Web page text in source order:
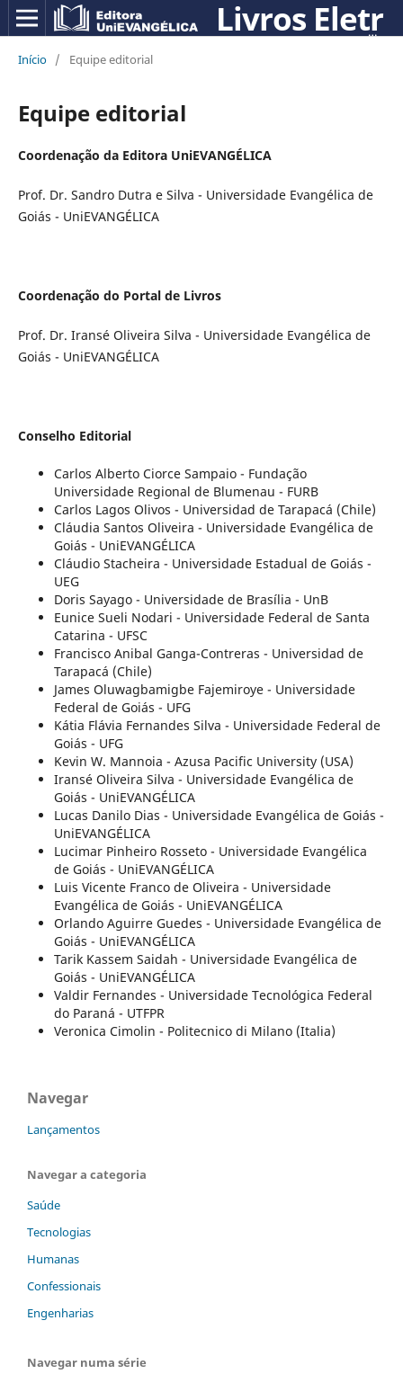
Início / Equipe editorial
Equipe editorial
Coordenação da Editora UniEVANGÉLICA
Prof. Dr. Sandro Dutra e Silva - Universidade Evangélica de
Goiás - UniEVANGÉLICA
Coordenação do Portal de Livros
Prof. Dr. Iransé Oliveira Silva - Universidade Evangélica de
Goiás - UniEVANGÉLICA
Conselho Editorial
Carlos Alberto Ciorce Sampaio - Fundação
Universidade Regional de Blumenau - FURB
Carlos Lagos Olivos - Universidad de Tarapacá (Chile)
Cláudia Santos Oliveira - Universidade Evangélica de
Goiás - UniEVANGÉLICA
Cláudio Stacheira - Universidade Estadual de Goiás -
UEG
Doris Sayago - Universidade de Brasília - UnB
Eunice Sueli Nodari - Universidade Federal de Santa
Catarina - UFSC
Francisco Anibal Ganga-Contreras - Universidad de
Tarapacá (Chile)
James Oluwagbamigbe Fajemiroye - Universidade
Federal de Goiás - UFG
Kátia Flávia Fernandes Silva - Universidade Federal de
Goiás - UFG
Kevin W. Mannoia - Azusa Pacific University (USA)
Iransé Oliveira Silva - Universidade Evangélica de
Goiás - UniEVANGÉLICA
Lucas Danilo Dias - Universidade Evangélica de Goiás -
UniEVANGÉLICA
Lucimar Pinheiro Rosseto - Universidade Evangélica
de Goiás - UniEVANGÉLICA
Luis Vicente Franco de Oliveira - Universidade
Evangélica de Goiás - UniEVANGÉLICA
Orlando Aguirre Guedes - Universidade Evangélica de
Goiás - UniEVANGÉLICA
Tarik Kassem Saidah - Universidade Evangélica de
Goiás - UniEVANGÉLICA
Valdir Fernandes - Universidade Tecnológica Federal
do Paraná - UTFPR
Veronica Cimolin - Politecnico di Milano (Italia)
Navegar
Lançamentos
Navegar a categoria
Saúde
Tecnologias
Humanas
Confessionais
Engenharias
Navegar numa série